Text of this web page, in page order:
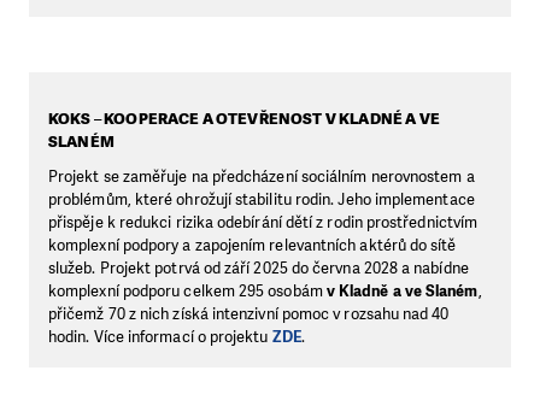
KOKS–KOOPERACE A OTEVŘENOST V KLADNÉ A VE
SLANÉM
Projekt se zaměřuje na předcházení sociálním nerovnostem a
problémům, které ohrožují stabilitu rodin. Jeho implementace
přispěje k redukci rizika odebírání dětí z rodin prostřednictvím
komplexní podpory a zapojením relevantních aktérů do sítě
služeb. Projekt potrvá od září 2025 do června 2028 a nabídne
komplexní podporu celkem 295 osobámv Kladně a ve Slaném,
přičemž 70 z nich získá intenzivní pomoc v rozsahu nad 40
hodin. Více informací o projektu ZDE.